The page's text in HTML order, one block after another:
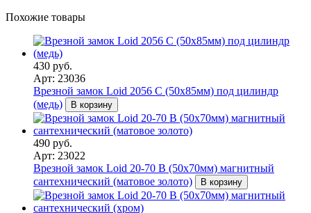
Похожие товары
430 руб.
Арт: 23036
Врезной замок Loid 2056 С (50х85мм) под цилиндр
(медь)
В корзину
490 руб.
Арт: 23022
Врезной замок Loid 20-70 B (50х70мм) магнитный
сантехнический (матовое золото)
В корзину